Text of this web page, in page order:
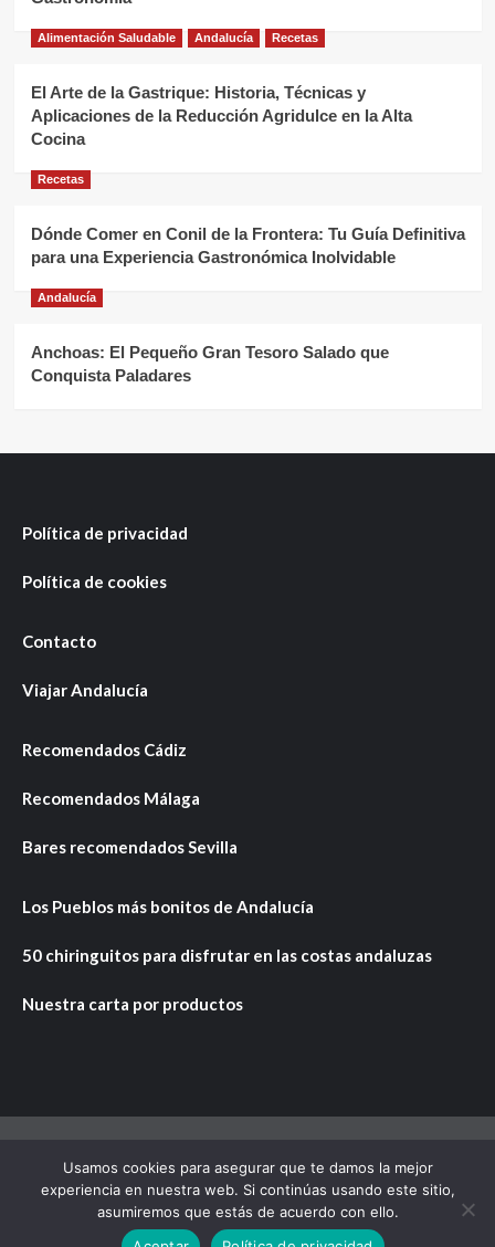
Alimentación Saludable Andalucía Recetas
El Arte de la Gastrique: Historia, Técnicas y
Aplicaciones de la Reducción Agridulce en la Alta
Cocina
Recetas
Dónde Comer en Conil de la Frontera: Tu Guía Definitiva
para una Experiencia Gastronómica Inolvidable
Andalucía
Anchoas: El Pequeño Gran Tesoro Salado que
Conquista Paladares
Política de privacidad
Política de cookies
Contacto
Viajar Andalucía
Recomendados Cádiz
Recomendados Málaga
Bares recomendados Sevilla
Los Pueblos más bonitos de Andalucía
50 chiringuitos para disfrutar en las costas andaluzas
Nuestra carta por productos
Copyright © Todos los derechos reservados.|CoverNews
por AF themes.
Usamos cookies para asegurar que te damos la mejor
experiencia en nuestra web. Si continúas usando este sitio,
asumiremos que estás de acuerdo con ello.